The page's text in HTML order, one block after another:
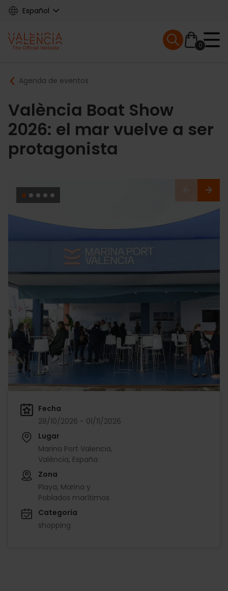
Skip
content
Español
Main
navigation
0
Mobile menu
Breadcrumb
Agenda de eventos
València Boat Show
2026: el mar vuelve a ser
protagonista
Fecha
28/10/2026 - 01/11/2026
Lugar
Marina Port Valencia,
València, España.
Zona
Playa, Marina y
Poblados marítimos
Categoría
shopping